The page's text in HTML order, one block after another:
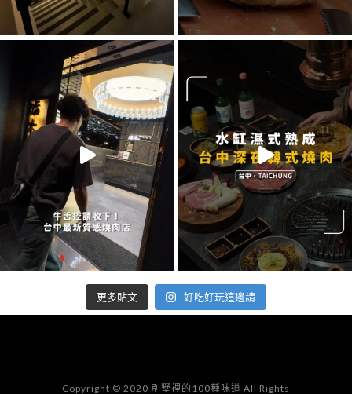
更多貼文 好吃好玩這邊請
Copyright © 2020 別墅裡的100種味道 All Rights